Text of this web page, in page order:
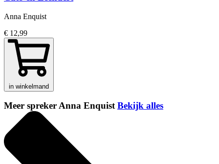
Anna Enquist
€ 12,99
in winkelmand
Meer spreker Anna EnquistBekijk alles